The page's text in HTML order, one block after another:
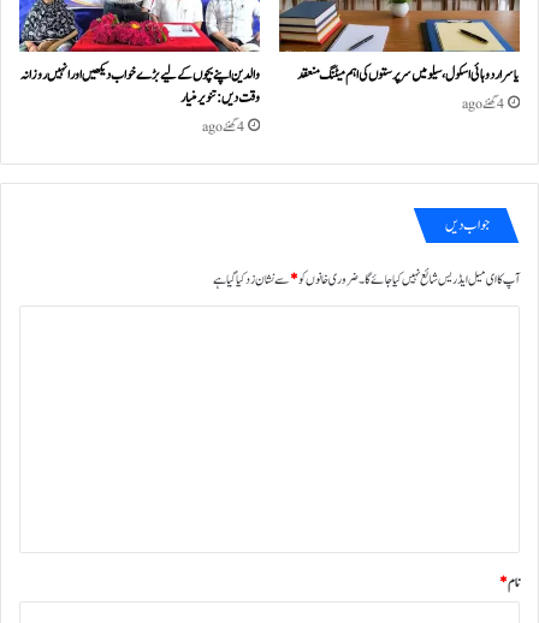
یاسر اردو ہائی اسکول، سیلو میں سرپرستوں کی اہم میٹنگ منعقد
4 گھنٹے ago
والدین اپنے بچوں کے لیے بڑے خواب دیکھیں اور انہیں روزانہ
وقت دیں : تنویر منیار
4 گھنٹے ago
جواب دیں
آپ کا ای میل ایڈریس شائع نہیں کیا جائے گا۔ضروری خانوں کو*سے نشان زد کیا گیا ہے
نام*